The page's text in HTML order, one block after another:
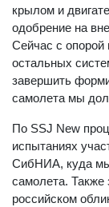
крылом и
одобрение на
Сейчас с опорой
остальных
завершить
самолета мы
По SSJ New
испытаниях
СибНИА, куда
самолета. Также
российском